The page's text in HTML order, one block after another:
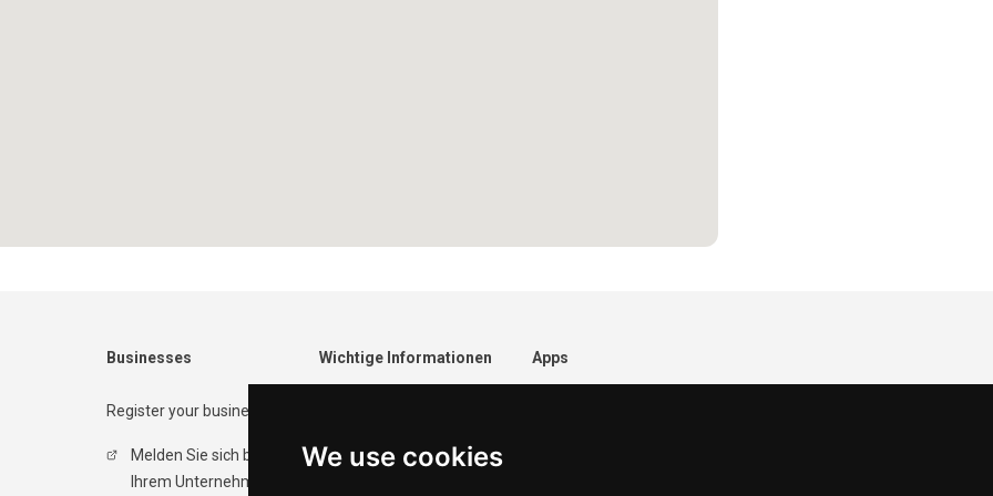
We use cookies
Businesses
Register your business
Melden Sie sich bei
Ihrem Unternehmen
Wichtige Informationen
Datenschutzrichtlinie
Apps